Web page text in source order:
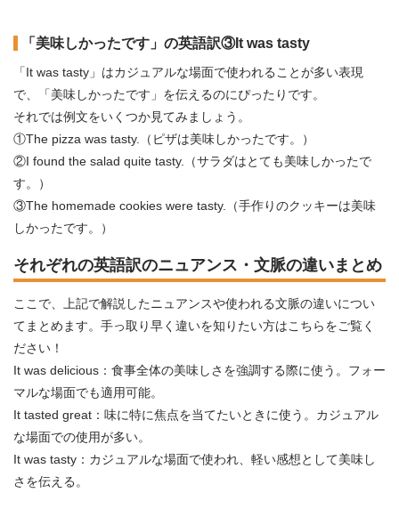
「美味しかったです」の英語訳③It was tasty
「It was tasty」はカジュアルな場面で使われることが多い表現
で、「美味しかったです」を伝えるのにぴったりです。
それでは例文をいくつか見てみましょう。
①The pizza was tasty.（ピザは美味しかったです。）
②I found the salad quite tasty.（サラダはとても美味しかったで
す。）
③The homemade cookies were tasty.（手作りのクッキーは美味
しかったです。）
それぞれの英語訳のニュアンス・文脈の違いまとめ
ここで、上記で解説したニュアンスや使われる文脈の違いについ
てまとめます。手っ取り早く違いを知りたい方はこちらをご覧く
ださい！
It was delicious：食事全体の美味しさを強調する際に使う。フォー
マルな場面でも適用可能。
It tasted great：味に特に焦点を当てたいときに使う。カジュアル
な場面での使用が多い。
It was tasty：カジュアルな場面で使われ、軽い感想として美味し
さを伝える。